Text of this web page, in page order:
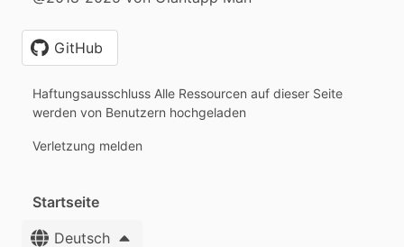
GitHub
Haftungsausschluss Alle Ressourcen auf dieser Seite
werden von Benutzern hochgeladen
Verletzung melden
Startseite
Deutsch